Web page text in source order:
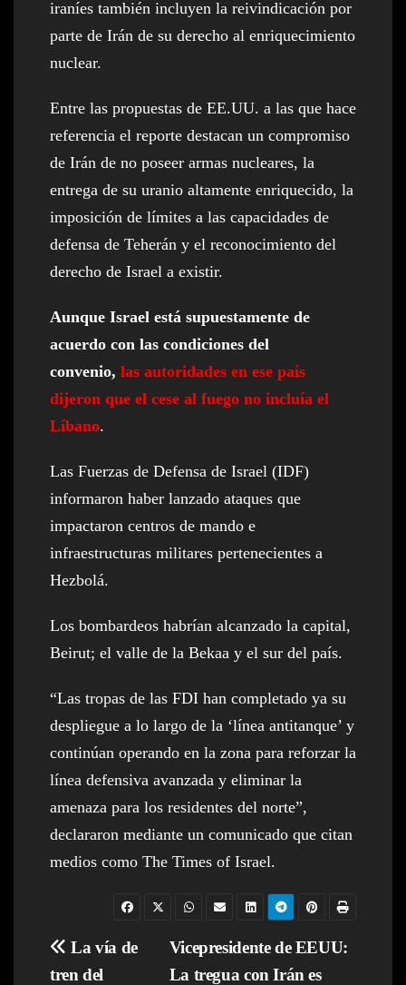
iraníes también incluyen la reivindicación por
parte de Irán de su derecho al enriquecimiento
nuclear.
Entre las propuestas de EE.UU. a las que hace
referencia el reporte destacan un compromiso
de Irán de no poseer armas nucleares, la
entrega de su uranio altamente enriquecido, la
imposición de límites a las capacidades de
defensa de Teherán y el reconocimiento del
derecho de Israel a existir.
Aunque Israel está supuestamente de
acuerdo con las condiciones del
convenio, las autoridades en ese país
dijeron que el cese al fuego no incluía el
Líbano.
Las Fuerzas de Defensa de Israel (IDF)
informaron haber lanzado ataques que
impactaron centros de mando e
infraestructuras militares pertenecientes a
Hezbolá.
Los bombardeos habrían alcanzado la capital,
Beirut; el valle de la Bekaa y el sur del país.
“Las tropas de las FDI han completado ya su
despliegue a lo largo de la ‘línea antitanque’ y
continúan operando en la zona para reforzar la
línea defensiva avanzada y eliminar la
amenaza para los residentes del norte”,
declararon mediante un comunicado que citan
medios como The Times of Israel.
NavegaciónVicepresidente de EEUU:
La tregua con Irán es
La vía de
tren del